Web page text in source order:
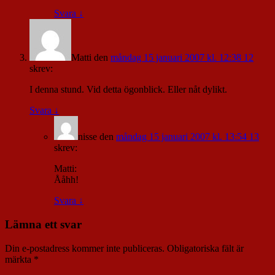
Svara ↓
Matti den måndag 15 januari 2007 kl. 12:38 12
skrev:
I denna stund. Vid detta ögonblick. Eller nåt dylikt.
Svara ↓
nisse den måndag 15 januari 2007 kl. 13:54 13
skrev:
Matti:
Ååhh!
Svara ↓
Lämna ett svar
Din e-postadress kommer inte publiceras. Obligatoriska fält är
märkta *